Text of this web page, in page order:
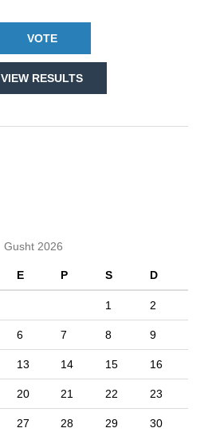
VIEW RESULTS
Gusht 2026
E P S D
1 2
6 7 8 9
13 14 15 16
20 21 22 23
27 28 29 30